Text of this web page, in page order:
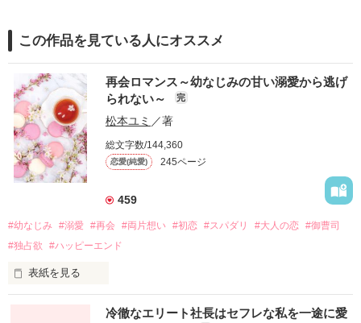
この作品を見ている人にオススメ
再会ロマンス～幼なじみの甘い溺愛から逃げ
られない～
完
松本ユミ ／著
総文字数/144,360
恋愛(純愛) 245ページ
459
#幼なじみ #溺愛 #再会 #両片想い #初恋 #スパダリ #大人の恋 #御曹司
#独占欲
#ハッピーエンド
表紙を見る
冷徹なエリート社長はセフレな私を一途に愛